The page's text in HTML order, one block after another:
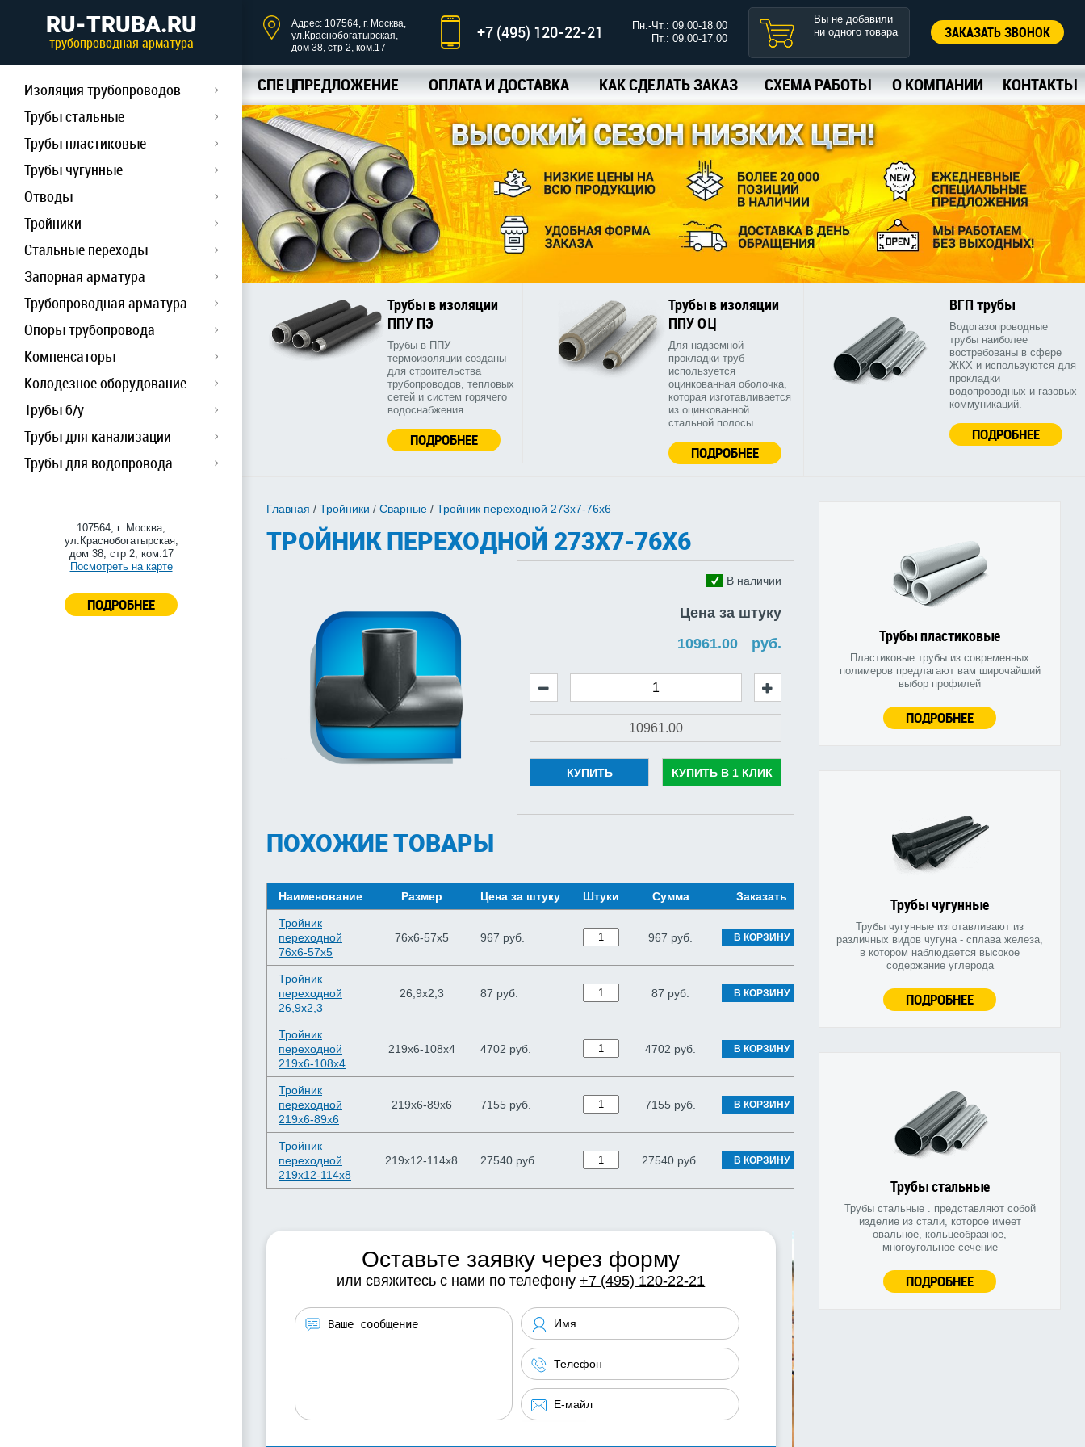
RU-TRUBA.RU
трубопроводная арматура
Изоляция трубопроводов
Трубы стальные
Трубы пластиковые
Трубы чугунные
Отводы
Тройники
Стальные переходы
Запорная арматура
Трубопроводная арматура
Опоры трубопровода
Компенсаторы
Колодезное оборудование
Трубы б/у
Трубы для канализации
Трубы для водопровода
107564, г. Москва,
ул.Краснобогатырская,
дом 38, стр 2, ком.17
Посмотреть на карте
ПОДРОБНЕЕ
Адрес: 107564, г. Москва,
ул.Краснобогатырская,
дом 38, стр 2, ком.17
+7 (495) 120-22-21
Пн.-Чт.: 09.00-18.00
Пт.: 09.00-17.00
Вы не добавили
ни одного товара
ЗАКАЗАТЬ ЗВОНОК
СПЕЦПРЕДЛОЖЕНИЕ ОПЛАТА И ДОСТАВКА КАК СДЕЛАТЬ ЗАКАЗ СХЕМА РАБОТЫ О КОМПАНИИ КОНТАКТЫ
Трубы в изоляции
ППУ ПЭ
Трубы в ППУ
термоизоляции созданы
для строительства
трубопроводов, тепловых
сетей и систем горячего
водоснабжения.
ПОДРОБНЕЕ
Трубы в изоляции
ППУ ОЦ
Для надземной
прокладки труб
используется
оцинкованная оболочка,
которая изготавливается
из оцинкованной
стальной полосы.
ПОДРОБНЕЕ
ВГП трубы
Водогазопроводные
трубы наиболее
востребованы в сфере
ЖКХ и используются для
прокладки
водопроводных и газовых
коммуникаций.
ПОДРОБНЕЕ
Трубы пластиковые
Пластиковые трубы из современных
полимеров предлагают вам широчайший
выбор профилей
ПОДРОБНЕЕ
Трубы чугунные
Трубы чугунные изготавливают из
различных видов чугуна - сплава железа,
в котором наблюдается высокое
содержание углерода
ПОДРОБНЕЕ
Трубы стальные
Трубы стальные . представляют собой
изделие из стали, которое имеет
овальное, кольцеобразное,
многоугольное сечение
ПОДРОБНЕЕ
Главная / Тройники / Сварные / Тройник переходной 273х7-76х6
ТРОЙНИК ПЕРЕХОДНОЙ 273Х7-76Х6
В наличии
Цена за штуку
руб.
КУПИТЬ КУПИТЬ В 1 КЛИК
ПОХОЖИЕ ТОВАРЫ
Наименование Размер Цена за штуку Штуки Сумма Заказать
Тройник
переходной
76х6-57х5
76х6-57х5 967 руб. 967 руб. В КОРЗИНУ
Тройник
переходной
26,9х2,3
26,9х2,3 87 руб. 87 руб. В КОРЗИНУ
Тройник
переходной
219х6-108х4
219х6-108х4 4702 руб. 4702 руб. В КОРЗИНУ
Тройник
переходной
219х6-89х6
219х6-89х6 7155 руб. 7155 руб. В КОРЗИНУ
Тройник
переходной
219х12-114х8
219х12-114х8 27540 руб. 27540 руб. В КОРЗИНУ
Оставьте заявку через форму
или свяжитесь с нами по телефону+7 (495) 120-22-21